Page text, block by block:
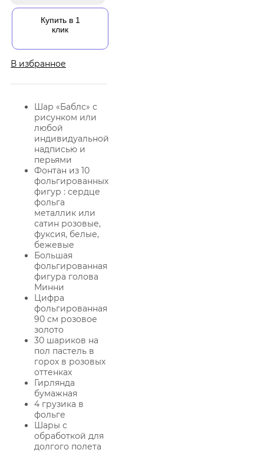
Купить в 1
клик
В избранное
Шар «Баблс» с
рисунком или
любой
индивидуальной
надписью и
перьями
Фонтан из 10
фольгированных
фигур : сердце
фольга
металлик или
сатин розовые,
фуксия, белые,
бежевые
Большая
фольгированная
фигура голова
Минни
Цифра
фольгированная
90 см розовое
золото
30 шариков на
пол пастель в
горох в розовых
оттенках
Гирлянда
бумажная
4 грузика в
фольге
Шары с
обработкой для
долгого полета